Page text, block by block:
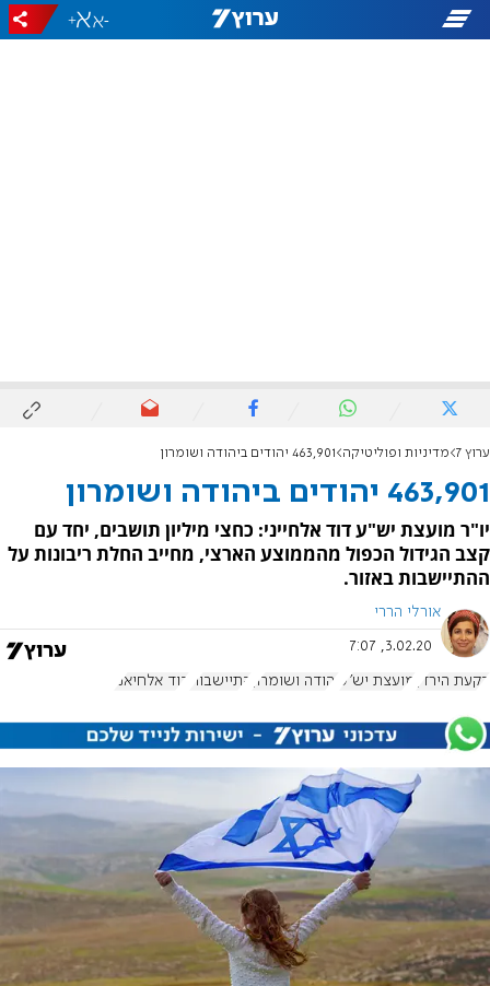
-
+
ערוץ 7 מדיניות ופוליטיקה 463,901 יהודים ביהודה ושומרון
463,901 יהודים ביהודה ושומרון
יו"ר מועצת יש"ע דוד אלחייני: כחצי מיליון תושבים, יחד עם
קצב הגידול הכפול מהממוצע הארצי, מחייב החלת ריבונות על
ההתיישבות באזור.
אורלי הררי
3.02.20, 7:07
בקעת הירדן מועצת יש"ע יהודה ושומרון התיישבות דוד אלחיאני